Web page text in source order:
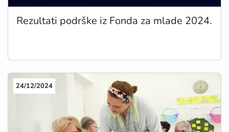
Rezultati podrške iz Fonda za mlade 2024.
24/12/2024